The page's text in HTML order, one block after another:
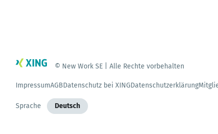
© New Work SE | Alle Rechte vorbehalten
ImpressumAGBDatenschutz bei XINGDatenschutzerklärung
Sprache Deutsch